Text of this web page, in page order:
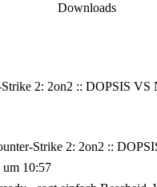
Downloads
2: 2on2 :: DOPSIS VS
Strike 2: 2on2 ::
um 10:57